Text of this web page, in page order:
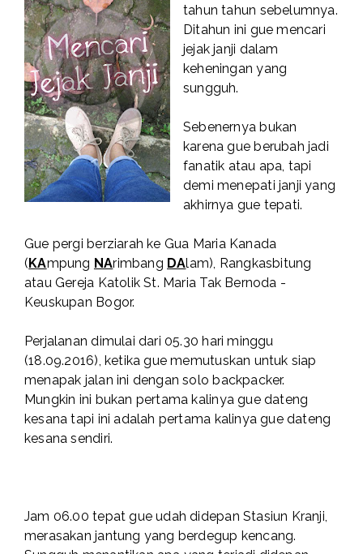
tahun tahun sebelumnya.
Ditahun ini gue mencari
jejak janji dalam
keheningan yang
sungguh.
Sebenernya bukan
karena gue berubah jadi
fanatik atau apa, tapi
demi menepati janji yang
akhirnya gue tepati.
Gue pergi berziarah ke Gua Maria Kanada
( KAmpung NArimbang DAlam), Rangkasbitung
atau Gereja Katolik St. Maria Tak Bernoda -
Keuskupan Bogor.
Perjalanan dimulai dari 05.30 hari minggu
(18.09.2016), ketika gue memutuskan untuk siap
menapak jalan ini dengan solo backpacker.
Mungkin ini bukan pertama kalinya gue dateng
kesana tapi ini adalah pertama kalinya gue dateng
kesana sendiri.
Jam 06.00 tepat gue udah didepan Stasiun Kranji,
merasakan jantung yang berdegup kencang.